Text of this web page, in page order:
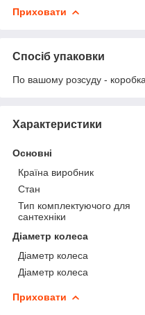
Приховати
Спосіб упаковки
По вашому розсуду -
Характеристики
Основні
Країна виробник
Стан
Тип комплектуючого для
сантехніки
Діаметр колеса
Діаметр колеса
Діаметр колеса
Приховати